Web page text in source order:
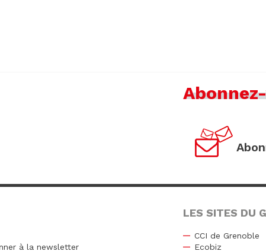
à la newsletter
LES SITES DU
CCI de Grenoble
Ecobiz